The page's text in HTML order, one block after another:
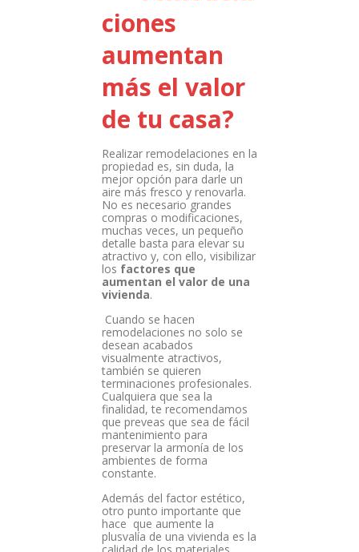
ciones
aumentan
más el valor
de tu casa?
Realizar remodelaciones en la
propiedad es, sin duda, la
mejor opción para darle un
aire más fresco y renovarla.
No es necesario grandes
compras o modificaciones,
muchas veces, un pequeño
detalle basta para elevar su
atractivo y, con ello, visibilizar
los factores que
aumentan el valor de una
vivienda.
Cuando se hacen
remodelaciones no solo se
desean acabados
visualmente atractivos,
también se quieren
terminaciones profesionales.
Cualquiera que sea la
finalidad, te recomendamos
que preveas que sea de fácil
mantenimiento para
preservar la armonía de los
ambientes de forma
constante.
Además del factor estético,
otro punto importante que
hace que aumente la
plusvalía de una vivienda es la